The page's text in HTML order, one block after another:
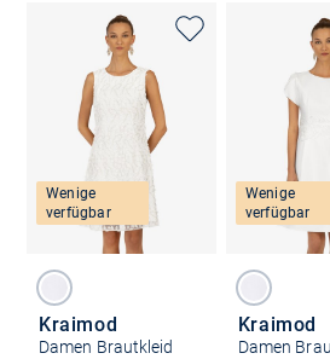
Wenige
verfügbar
Kraimod
Damen Brautkleid
Wenige
verfügbar
Kraimod
Damen